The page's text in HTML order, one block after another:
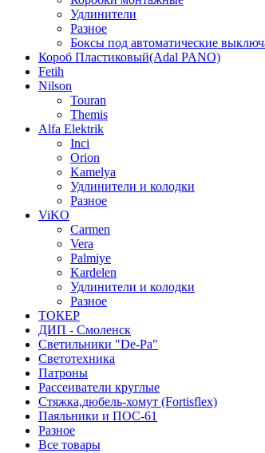
Удлинители
Разное
Боксы под автоматические
Короб Пластиковый(Adal PANO)
Fetih
Nilson
Touran
Themis
Alfa Elektrik
Inci
Orion
Kamelya
Удлинители и колодки
Разное
ViKO
Carmen
Vera
Palmiye
Kardelen
Удлинители и колодки
Разное
ТОКЕР
ДИП - Смоленск
Светильники "De-Pa"
Светотехника
Патроны
Рассеиватели круглые
Стяжка,дюбель-хомут (Fortisflex)
Паяльники и ПОС-61
Разное
Все товары